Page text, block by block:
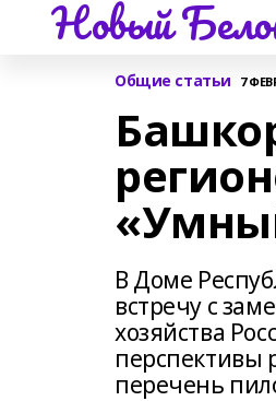
Новый
Общие статьи 7
В Доме
встречу с
хозяйства
перспективы
перечень